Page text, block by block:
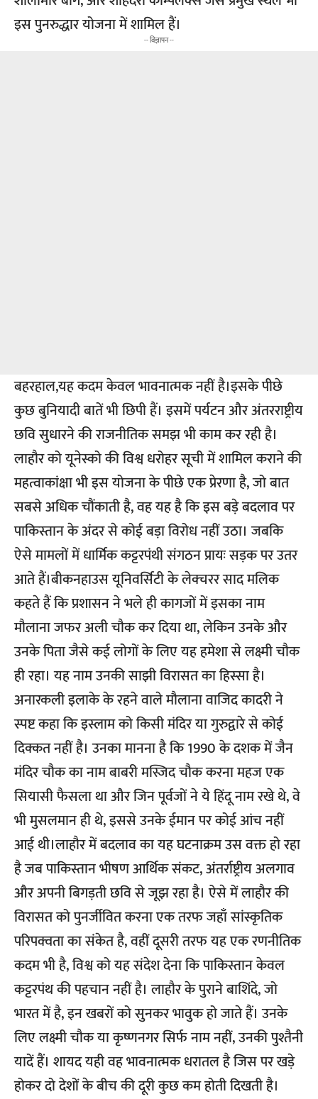
इस पुनरुद्धार योजना में शामिल हैं।
-- विज्ञापन --
बहरहाल,यह कदम केवल भावनात्मक नहीं है।इसके पीछे
कुछ बुनियादी बातें भी छिपी हैं। इसमें पर्यटन और अंतरराष्ट्रीय
छवि सुधारने की राजनीतिक समझ भी काम कर रही है।
लाहौर को यूनेस्को की विश्व धरोहर सूची में शामिल कराने की
महत्वाकांक्षा भी इस योजना के पीछे एक प्रेरणा है, जो बात
सबसे अधिक चौंकाती है, वह यह है कि इस बड़े बदलाव पर
पाकिस्तान के अंदर से कोई बड़ा विरोध नहीं उठा। जबकि
ऐसे मामलों में धार्मिक कट्टरपंथी संगठन प्रायः सड़क पर उतर
आते हैं।बीकनहाउस यूनिवर्सिटी के लेक्चरर साद मलिक
कहते हैं कि प्रशासन ने भले ही कागजों में इसका नाम
मौलाना जफर अली चौक कर दिया था, लेकिन उनके और
उनके पिता जैसे कई लोगों के लिए यह हमेशा से लक्ष्मी चौक
ही रहा। यह नाम उनकी साझी विरासत का हिस्सा है।
अनारकली इलाके के रहने वाले मौलाना वाजिद कादरी ने
स्पष्ट कहा कि इस्लाम को किसी मंदिर या गुरुद्वारे से कोई
दिक्कत नहीं है। उनका मानना है कि 1990 के दशक में जैन
मंदिर चौक का नाम बाबरी मस्जिद चौक करना महज एक
सियासी फैसला था और जिन पूर्वजों ने ये हिंदू नाम रखे थे, वे
भी मुसलमान ही थे, इससे उनके ईमान पर कोई आंच नहीं
आई थी।लाहौर में बदलाव का यह घटनाक्रम उस वक्त हो रहा
है जब पाकिस्तान भीषण आर्थिक संकट, अंतर्राष्ट्रीय अलगाव
और अपनी बिगड़ती छवि से जूझ रहा है। ऐसे में लाहौर की
विरासत को पुनर्जीवित करना एक तरफ जहाँ सांस्कृतिक
परिपक्वता का संकेत है, वहीं दूसरी तरफ यह एक रणनीतिक
कदम भी है, विश्व को यह संदेश देना कि पाकिस्तान केवल
कट्टरपंथ की पहचान नहीं है। लाहौर के पुराने बाशिंदे, जो
भारत में है, इन खबरों को सुनकर भावुक हो जाते हैं। उनके
लिए लक्ष्मी चौक या कृष्णनगर सिर्फ नाम नहीं, उनकी पुश्तैनी
यादें हैं। शायद यही वह भावनात्मक धरातल है जिस पर खड़े
होकर दो देशों के बीच की दूरी कुछ कम होती दिखती है।